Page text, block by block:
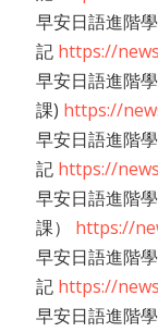
早安日語進階
記 https://
早安日語進階
課) https://
早安日語進階
記 https://
早安日語進階
課） https://
早安日語進階
記 https://
早安日語進階